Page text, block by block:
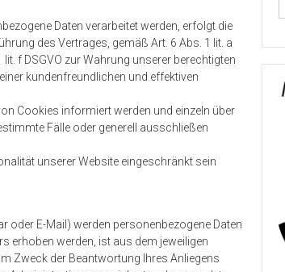
Daten verarbeitet werden, erfolgt die
des Vertrages, gemäß Art. 6 Abs. 1 lit. a
f DSGVO zur Wahrung unserer berechtigten
kundenfreundlichen und effektiven
Cookies informiert werden und einzeln über
Fälle oder generell ausschließen
unserer Website eingeschränkt sein
oder E-Mail) werden personenbezogene Daten
erhoben werden, ist aus dem jeweiligen
Zweck der Beantwortung Ihres Anliegens